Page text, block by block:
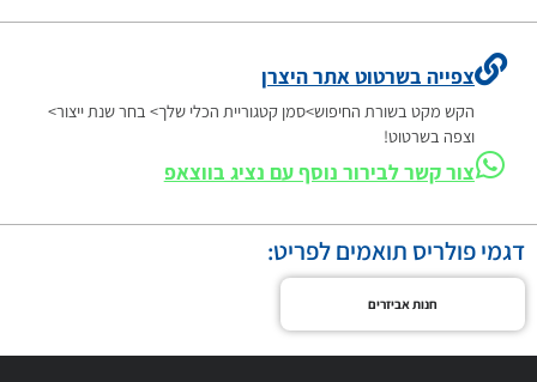
צפייה בשרטוט אתר היצרן
הקש מקט בשורת החיפוש>סמן קטגוריית הכלי שלך> בחר שנת ייצור>
וצפה בשרטוט!
צור קשר לבירור נוסף עם נציג בווצאפ
דגמי פולריס תואמים לפריט:
חנות אביזרים